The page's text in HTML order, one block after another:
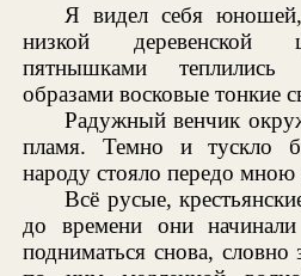
Я видел себя
низкой деревенской
пятнышками
образами восковые тонкие
Радужный венчик
пламя. Темно и тускло
народу стояло передо
Всё русые,
до времени они начинали
подниматься снова, словно